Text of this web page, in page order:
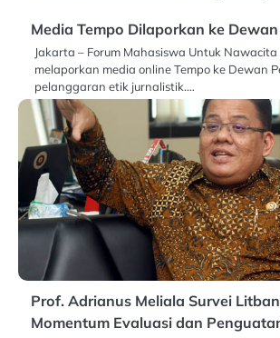
Media Tempo Dilaporkan ke
Jakarta – Forum Mahasiswa Untuk
melaporkan media online Tempo ke Dewan
pelanggaran etik jurnalistik.…
Prof. Adrianus Meliala Survei
Momentum Evaluasi dan